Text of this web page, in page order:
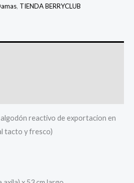
, TIENDA BERRYCLUB
reactivo de exportacion en
tacto y fresco)